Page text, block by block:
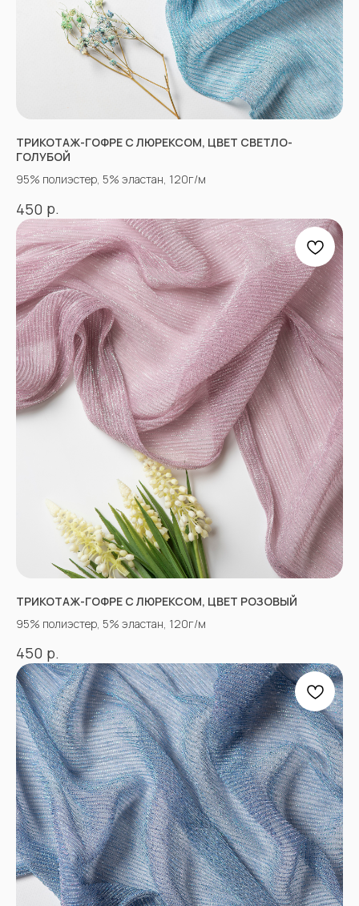
ТРИКОТАЖ-ГОФРЕ С ЛЮРЕКСОМ, ЦВЕТ СВЕТЛО-
ГОЛУБОЙ
95% полиэстер, 5% эластан, 120г/м
450 р.
ТРИКОТАЖ-ГОФРЕ С ЛЮРЕКСОМ, ЦВЕТ РОЗОВЫЙ
95% полиэстер, 5% эластан, 120г/м
450 р.
ИНФОРМАЦИЯ
ПРОЧЕЕ
Вопросы-ответы
Контакты
Договор оферты
Политика
конфиденциальности
*принадлежат компании Meta,
признанной экстремистской
и запрещенной в РФ